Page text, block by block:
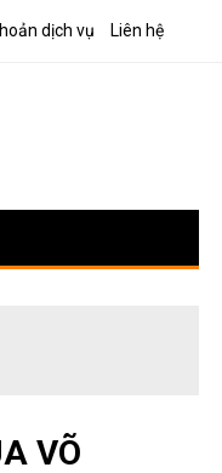
dịch vụ Liên hệ